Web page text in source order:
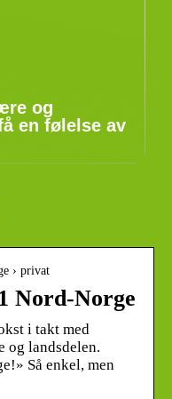
og
en følelse av
› privat
Nord-Norge
i takt med
og landsdelen.
Så enkel, men